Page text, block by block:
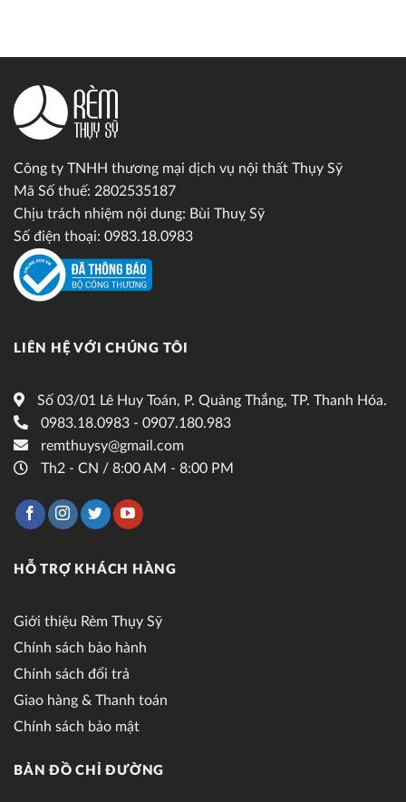
Công ty TNHH thương mại dịch vụ nội thất Thụy Sỹ
Mã Số thuế: 2802535187
Chịu trách nhiệm nội dung: Bùi Thuỵ Sỹ
Số điện thoại: 0983.18.0983
LIÊN HỆ VỚI CHÚNG TÔI
Số 03/01 Lê Huy Toán, P. Quảng Thắng, TP. Thanh Hóa.
0983.18.0983 - 0907.180.983
remthuysy@gmail.com
Th2 - CN / 8:00 AM - 8:00 PM
HỖ TRỢ KHÁCH HÀNG
Giới thiệu Rèm Thụy Sỹ
Chính sách bảo hành
Chính sách đổi trả
Giao hàng & Thanh toán
Chính sách bảo mật
BẢN ĐỒ CHỈ ĐƯỜNG